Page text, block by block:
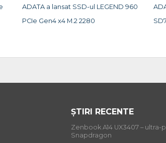
ADATA a lansat SSD-ul LEGEND 960
PCIe Gen4 x4 M.2 2280
ȘTIRI RECENTE
Zenbook A14 UX3407 –
Snapdragon